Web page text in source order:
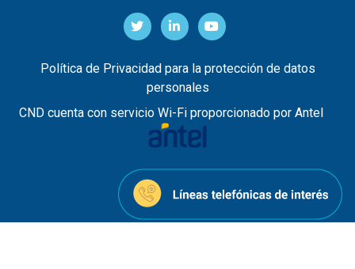
Política de Privacidad para la protección de datos
personales
CND cuenta con servicio Wi-Fi proporcionado por Antel